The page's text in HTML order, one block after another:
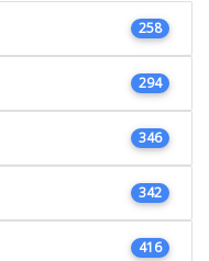
258
294
346
342
416